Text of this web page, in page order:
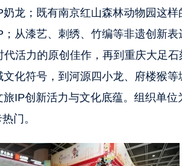
龙；既有南京红山森林动物园这
从漆艺、刺绣、竹编等非遗创新表
活力的原创佳作，再到重庆大足
化符号，到河源四小龙、府楼猴等
IP创新活力与文化底蕴。组织单
门。